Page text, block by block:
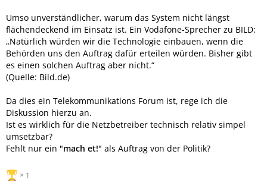
Umso unverständlicher, warum das System nicht längst
flächendeckend im Einsatz ist. Ein Vodafone-Sprecher zu BILD:
„Natürlich würden wir die Technologie einbauen, wenn die
Behörden uns den Auftrag dafür erteilen würden. Bisher gibt
es einen solchen Auftrag aber nicht.“
(Quelle: Bild.de)
Da dies ein Telekommunikations Forum ist, rege ich die
Diskussion hierzu an.
Ist es wirklich für die Netzbetreiber technisch relativ simpel
umsetzbar?
Fehlt nur ein "mach et!" als Auftrag von der Politik?
1